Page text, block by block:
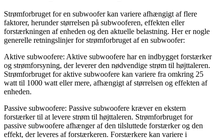
Strømforbruget for en subwoofer kan variere afhængigt af flere
faktorer, herunder størrelsen på subwooferen, effekten eller
forstærkningen af ​​enheden og den aktuelle belastning. Her er nogle
generelle retningslinjer for strømforbruget af en subwoofer:
Aktive subwoofere: Aktive subwoofere har en indbygget forstærker
og strømforsyning, der leverer den nødvendige strøm til højttaleren.
Strømforbruget for aktive subwoofere kan variere fra omkring 25
watt til 1000 watt eller mere, afhængigt af størrelsen og effekten af ​​
enheden.
Passive subwoofere: Passive subwoofere kræver en ekstern
forstærker til at levere strøm til højttaleren. Strømforbruget for
passive subwoofere afhænger af den tilsluttede forstærker og den
effekt, der leveres af forstærkeren. Forstærkere kan variere i